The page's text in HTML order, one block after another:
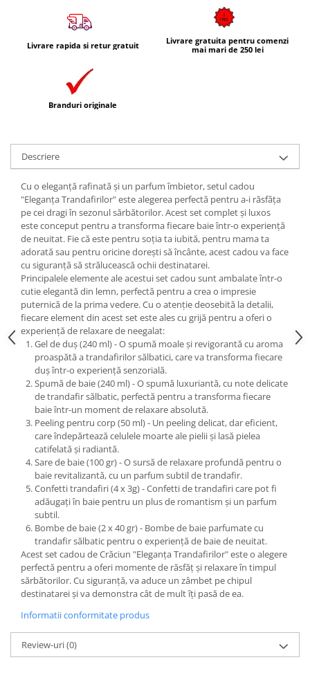
Livrare rapida si retur gratuit
Livrare gratuita pentru comenzi
mai mari de 250 lei
Branduri originale
Descriere
Cu o eleganță rafinată și un parfum îmbietor, setul cadou
"Eleganța Trandafirilor" este alegerea perfectă pentru a-i răsfăța
pe cei dragi în sezonul sărbătorilor. Acest set complet și luxos
este conceput pentru a transforma fiecare baie într-o experiență
de neuitat. Fie că este pentru soția ta iubită, pentru mama ta
adorată sau pentru oricine dorești să încânte, acest cadou va face
cu siguranță să strălucească ochii destinatarei.
Principalele elemente ale acestui set cadou sunt ambalate într-o
cutie elegantă din lemn, perfectă pentru a crea o impresie
puternică de la prima vedere. Cu o atenție deosebită la detalii,
fiecare element din acest set este ales cu grijă pentru a oferi o
experiență de relaxare de neegalat:
Gel de duș (240 ml) - O spumă moale și revigorantă cu aroma
proaspătă a trandafirilor sălbatici, care va transforma fiecare
duș într-o experiență senzorială.
Spumă de baie (240 ml) - O spumă luxuriantă, cu note delicate
de trandafir sălbatic, perfectă pentru a transforma fiecare
baie într-un moment de relaxare absolută.
Peeling pentru corp (50 ml) - Un peeling delicat, dar eficient,
care îndepărtează celulele moarte ale pielii și lasă pielea
catifelată și radiantă.
Sare de baie (100 gr) - O sursă de relaxare profundă pentru o
baie revitalizantă, cu un parfum subtil de trandafir.
Confetti trandafiri (4 x 3g) - Confetti de trandafiri care pot fi
adăugați în baie pentru un plus de romantism și un parfum
subtil.
Bombe de baie (2 x 40 gr) - Bombe de baie parfumate cu
trandafir sălbatic pentru o experiență de baie de neuitat.
Acest set cadou de Crăciun "Eleganța Trandafirilor" este o alegere
perfectă pentru a oferi momente de răsfăț și relaxare în timpul
sărbătorilor. Cu siguranță, va aduce un zâmbet pe chipul
destinatarei și va demonstra cât de mult îți pasă de ea.
Informatii conformitate produs
Review-uri(0)